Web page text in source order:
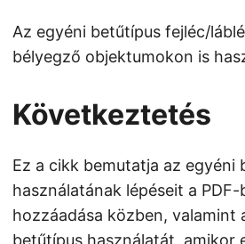
Az egyéni betűtípus fejléc/
bélyegző objektumokon is
Következtetés
Ez a cikk bemutatja az egyéni
használatának lépéseit a
hozzáadása közben, valamint
betűtípus használatát, amikor